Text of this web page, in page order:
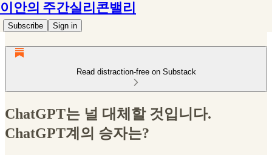
이안의 주간실리콘밸리
Subscribe Sign in
Read distraction-free on Substack
ChatGPT는 널 대체할 것입니다.
ChatGPT계의 승자는?